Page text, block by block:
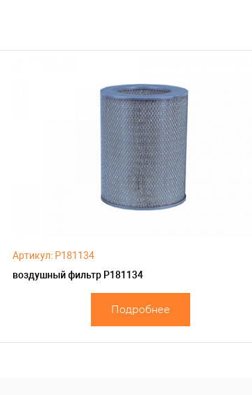
Артикул: P181134
воздушный фильтр P181134
Подробнее